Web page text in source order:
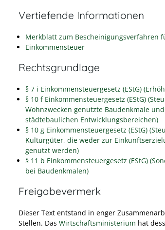
Vertiefende Informationen
Merkblatt zum Bescheinigungsverfahren
Einkommensteuer
Rechtsgrundlage
§ 7 i Einkommensteuergesetz (EStG)
§ 10 f Einkommensteuergesetz (EStG)
Wohnzwecken genutzte Baudenkmale
städtebaulichen Entwicklungsbereichen)
§ 10 g Einkommensteuergesetz (EStG)
Kulturgüter, die weder zur
genutzt werden)
§ 11 b Einkommensteuergesetz (EStG)
bei Baudenkmalen)
Freigabevermerk
Dieser Text entstand in enger
Stellen. Das Wirtschaftsministerium hat